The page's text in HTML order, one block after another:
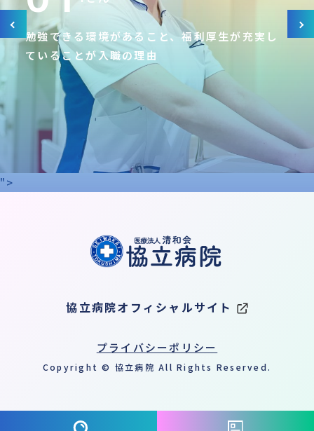
">
勉強できる環境があること、福利厚生が充実し
ていることが入職の理由
協立病院オフィシャルサイト
プライバシーポリシー
Copyright © 協立病院 All Rights Reserved.